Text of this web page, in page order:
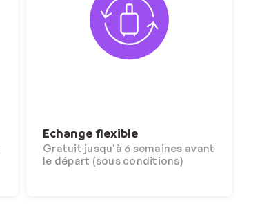
Echange flexible
Gratuit jusqu'à 6 semaines avant
le départ (sous conditions)